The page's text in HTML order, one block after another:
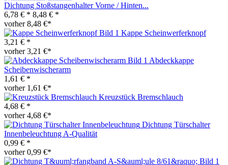
Dichtung Stoßstangenhalter Vorne / Hinten...
6,78 € * 8,48 € *
vorher 8,48 €*
Kappe Scheinwerferknopf
3,21 € *
vorher 3,21 €*
Abdeckkappe
Scheibenwischerarm
1,61 € *
vorher 1,61 €*
Kreuzstück Bremschlauch
4,68 € *
vorher 4,68 €*
Dichtung Türschalter
Innenbeleuchtung A-Qualität
0,99 € *
vorher 0,99 €*